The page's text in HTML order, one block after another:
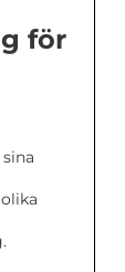
för